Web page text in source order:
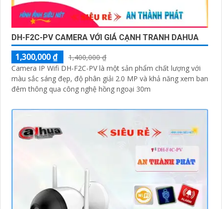
DH-F2C-PV CAMERA VỚI GIÁ CẠNH TRANH DAHUA
1,300,000 ₫
1,400,000 ₫
Camera IP Wifi DH-F2C-PV là một sản phẩm chất lượng với
màu sắc sáng đẹp, độ phân giải 2.0 MP và khả năng xem ban
đêm thông qua công nghệ hồng ngoại 30m